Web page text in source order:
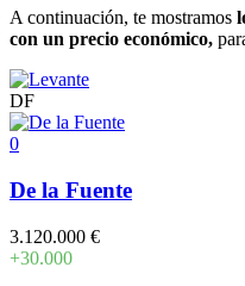
A continuación, te mostramos
con un precio económico,
DF
0
De la Fuente
3.120.000 €
+30.000